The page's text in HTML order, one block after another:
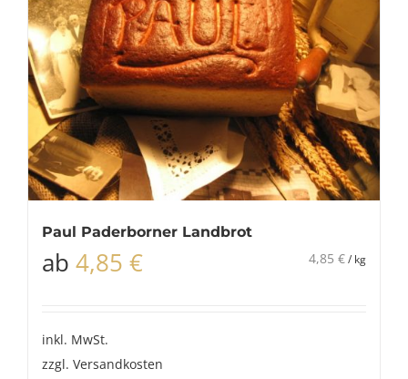
Paul Paderborner Landbrot
ab 4,85 € 4,85 €/ kg
inkl. MwSt.
zzgl. Versandkosten